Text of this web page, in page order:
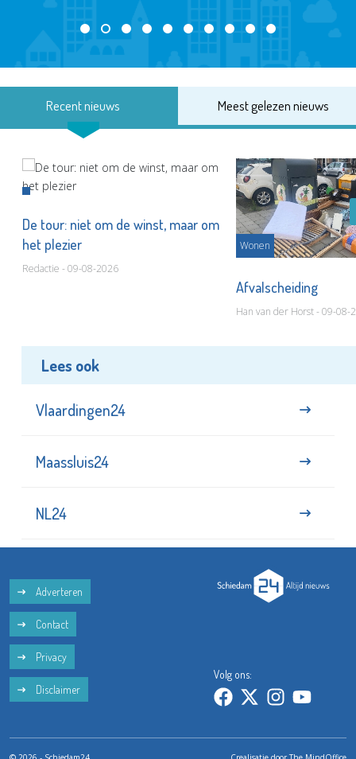
Recent nieuws Meest gelezen nieuws
De tour: niet om de winst, maar om
het plezier
Redactie - 09-08-2026
Wonen
Afvalscheiding
Han van der Horst - 09-08-
Lees ook
Vlaardingen24
Maassluis24
NL24
Adverteren
Contact
Privacy
Disclaimer
Volg ons: